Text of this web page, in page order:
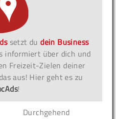
setzt dudein Business
informiert über dich und
Freizeit-Zielen deiner
aus! Hier geht es zu
!
Durchgehend